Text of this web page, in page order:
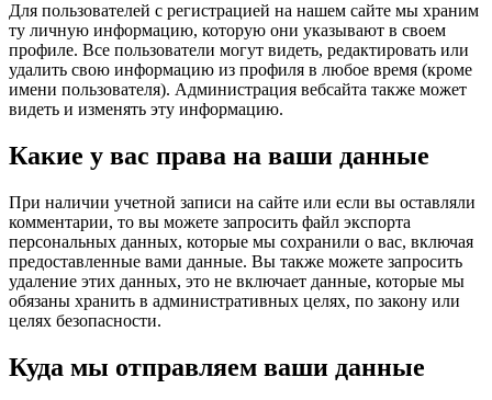
Для пользователей с регистрацией на нашем сайте мы храним
ту личную информацию, которую они указывают в своем
профиле. Все пользователи могут видеть, редактировать или
удалить свою информацию из профиля в любое время (кроме
имени пользователя). Администрация вебсайта также может
видеть и изменять эту информацию.
Какие у вас права на ваши данные
При наличии учетной записи на сайте или если вы оставляли
комментарии, то вы можете запросить файл экспорта
персональных данных, которые мы сохранили о вас, включая
предоставленные вами данные. Вы также можете запросить
удаление этих данных, это не включает данные, которые мы
обязаны хранить в административных целях, по закону или
целях безопасности.
Куда мы отправляем ваши данные